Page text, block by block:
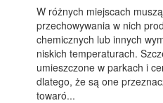
W różnych miejscach
przechowywania w nich
chemicznych lub innych
niskich temperaturach.
umieszczone w parkach i
dlatego, że są one
towaró...